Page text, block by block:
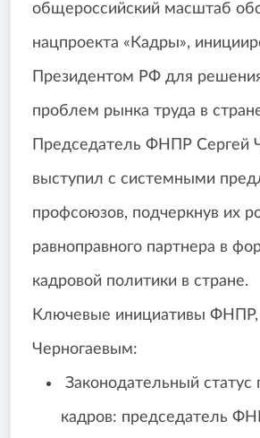
общероссийский масштаб
нацпроекта «Кадры»,
Президентом РФ для
проблем рынка труда в
Председатель ФНПР Сергей
выступил с системными
профсоюзов, подчеркнув их
равноправного партнера в
кадровой политики в стране.
Ключевые инициативы ФНПР,
Черногаевым:
Законодательный статус
кадров: председатель